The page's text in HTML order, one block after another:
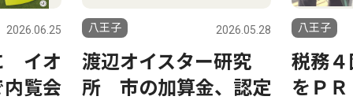
2026.06.25
イオ
覧会
八王子 2026.05.28
渡辺オイスター研究
所 市の加算金、認定
八王子
税務
をＰ